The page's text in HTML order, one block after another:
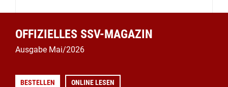
OFFIZIELLES SSV-MAGAZIN
Ausgabe Mai/2026
BESTELLEN ONLINE LESEN